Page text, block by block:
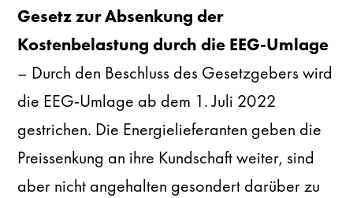
Gesetz zur Absenkung der
Kostenbelastung durch die EEG-Umlage
– Durch den Beschluss des Gesetzgebers wird
die EEG-Umlage ab dem 1. Juli 2022
gestrichen. Die Energielieferanten geben die
Preissenkung an ihre Kundschaft weiter, sind
aber nicht angehalten gesondert darüber zu